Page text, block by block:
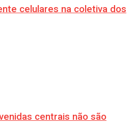
celulares na coletiva dos
centrais não são